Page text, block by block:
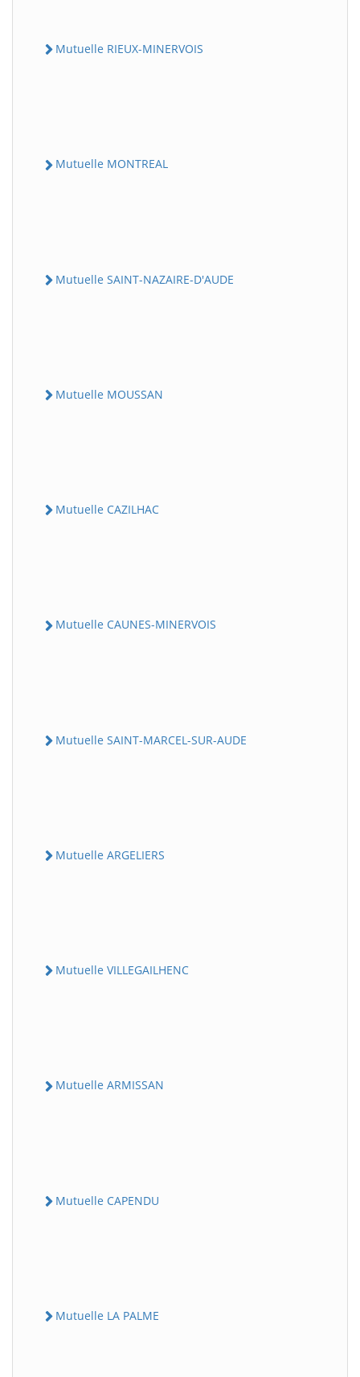
Mutuelle RIEUX-MINERVOIS
Mutuelle MONTREAL
Mutuelle SAINT-NAZAIRE-D'AUDE
Mutuelle MOUSSAN
Mutuelle CAZILHAC
Mutuelle CAUNES-MINERVOIS
Mutuelle SAINT-MARCEL-SUR-AUDE
Mutuelle ARGELIERS
Mutuelle VILLEGAILHENC
Mutuelle ARMISSAN
Mutuelle CAPENDU
Mutuelle LA PALME